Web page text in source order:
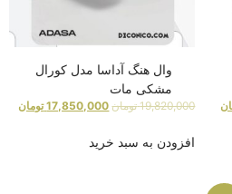
وال هنگ آداسا مدل کورال
مشکی مات
19,820,000 تومان 17,850,000 تومان
افزودن به سبد خرید